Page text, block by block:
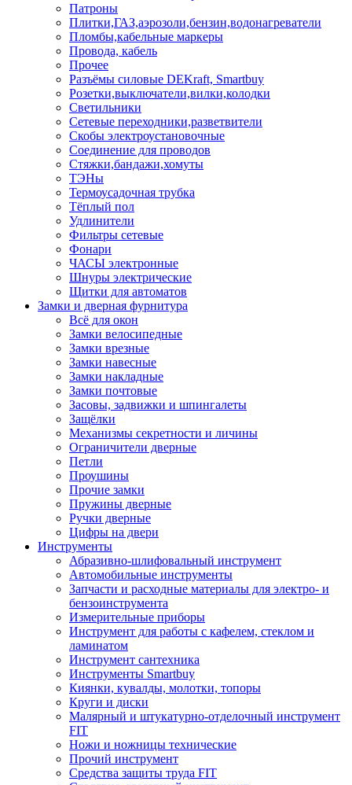
Патроны
Плитки,ГАЗ,аэрозоли,бензин,водонагреватели
Пломбы,кабельные маркеры
Провода, кабель
Прочее
Разъёмы силовые DEKraft, Smartbuy
Розетки,выключатели,вилки,колодки
Светильники
Сетевые переходники,разветвители
Скобы электроустановочные
Соединение для проводов
Стяжки,бандажи,хомуты
ТЭНы
Термоусадочная трубка
Тёплый пол
Удлинители
Фильтры сетевые
Фонари
ЧАСЫ электронные
Шнуры электрические
Щитки для автоматов
Замки и дверная фурнитура
Всё для окон
Замки велосипедные
Замки врезные
Замки навесные
Замки накладные
Замки почтовые
Засовы, задвижки и шпингалеты
Защёлки
Механизмы секретности и личины
Ограничители дверные
Петли
Проушины
Прочие замки
Пружины дверные
Ручки дверные
Цифры на двери
Инструменты
Абразивно-шлифовальный инструмент
Автомобильные инструменты
Запчасти и расходные материалы для электро- и
бензоинструмента
Измерительные приборы
Инструмент для работы с кафелем, стеклом и
ламинатом
Инструмент сантехника
Инструменты Smartbuy
Киянки, кувалды, молотки, топоры
Круги и диски
Малярный и штукатурно-отделочный инструмент
FIT
Ножи и ножницы технические
Прочий инструмент
Средства защиты труда FIT